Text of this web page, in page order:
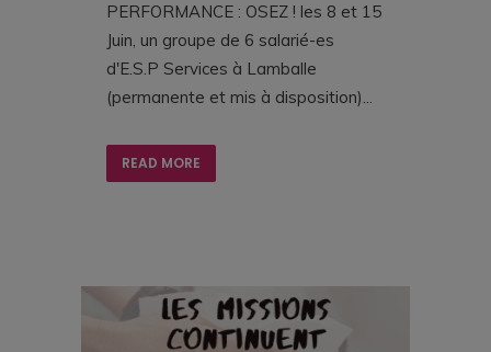
PERFORMANCE : OSEZ ! les 8 et 15
Juin, un groupe de 6 salarié-es
d'E.S.P Services à Lamballe
(permanente et mis à disposition)...
READ MORE